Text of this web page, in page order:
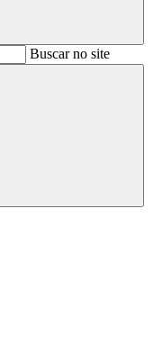
BuscarBuscar no site
Buscar